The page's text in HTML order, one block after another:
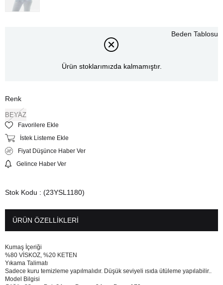
Ürün stoklarımızda kalmamıştır.
Beden Tablosu
Renk
BEYAZ
Favorilere Ekle
İstek Listeme Ekle
Fiyat Düşünce Haber Ver
Gelince Haber Ver
Stok Kodu (23YSL1180)
ÜRÜN ÖZELLIKLERI
Kumaş İçeriği
%80 VİSKOZ, %20 KETEN
Yıkama Talimatı
Sadece kuru temizleme yapılmalıdır. Düşük seviyeli ısıda ütüleme yapılabilir..
Model Bilgisi